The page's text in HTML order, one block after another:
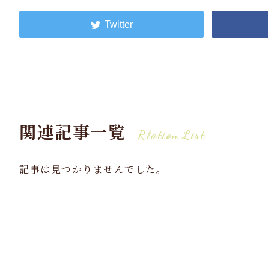
関連記事一覧 Rlation List
記事は見つかりませんでした。